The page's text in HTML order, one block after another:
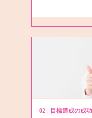
02 | 目標達成の成